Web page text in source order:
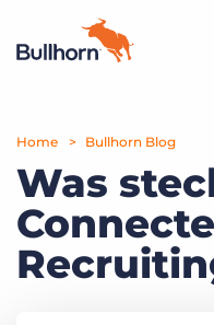
Produkte
Preise
Ressourcen
Home Bullhorn Blog
Was